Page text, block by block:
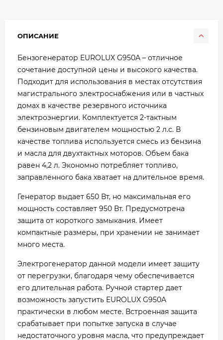
ОПИСАНИЕ
Бензогенератор EUROLUX G950A – отличное
сочетание доступной цены и высокого качества.
Подходит для использования в местах отсутствия
магистрального электроснабжения или в частных
домах в качестве резервного источника
электроэнергии. Комплектуется 2-тактным
бензиновым двигателем мощностью 2 л.с. В
качестве топлива используется смесь из бензина
и масла для двухтактных моторов. Объем бака
равен 4,2 л. Экономно потребляет топливо,
заправленного бака хватает на длительное время.
Генератор выдает 650 Вт, но максимальная его
мощность составляет 950 Вт. Предусмотрена
защита от короткого замыкания. Имеет
компактные размеры, при хранении не занимает
много места.
Электрогенератор данной модели имеет защиту
от перегрузки, благодаря чему обеспечивается
его длительная работа. Ручной стартер дает
возможность запустить EUROLUX G950A
практически в любом месте. Встроенная защита
срабатывает при попытке запуска в случае
недостаточного уровня масла, что предупреждает